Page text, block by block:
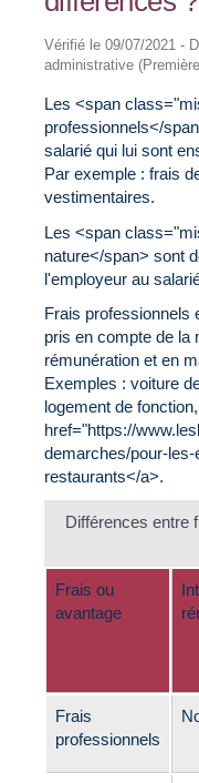
Vérifié le 09/07/2021 -
administrative
Les <span
professionnels</
salarié qui lui sont
Par exemple : frais
vestimentaires.
Les <span
nature</span> sont
l'employeur au
Frais professionnels
pris en compte de la
rémunération et en
Exemples : voiture
logement de
href="https://
demarches/pour-
restaurants</a>.
Différences entre
Frais ou
avantage
Frais
professionnels